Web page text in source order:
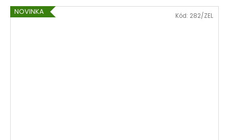
NOVINKA Kód: 282/ZEL